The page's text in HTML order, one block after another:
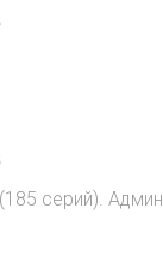
серий). Админ.